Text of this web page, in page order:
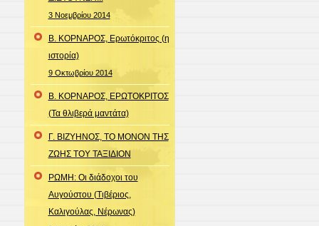
3 Νοεμβρίου 2014
Β. ΚΟΡΝΑΡΟΣ, Ερωτόκριτος (η
ιστορία)
9 Οκτωβρίου 2014
Β. ΚΟΡΝΑΡΟΣ, ΕΡΩΤΟΚΡΙΤΟΣ
(Τα θλιβερά μαντάτα)
Γ. ΒΙΖΥΗΝΟΣ, ΤΟ ΜΟΝΟΝ ΤΗΣ
ΖΩΗΣ ΤΟΥ ΤΑΞΙΔΙΟΝ
ΡΩΜΗ: Οι διάδοχοι του
Αυγούστου (Τιβέριος,
Καλιγούλας, Νέρωνας)